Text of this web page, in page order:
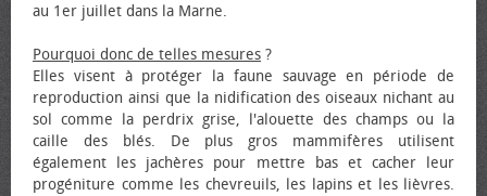
au 1er juillet dans la Marne.
Pourquoi donc de telles mesures ?
Elles visent à protéger la faune sauvage en période de
reproduction ainsi que la nidification des oiseaux nichant au
sol comme la perdrix grise, l'alouette des champs ou la
caille des blés. De plus gros mammifères utilisent
également les jachères pour mettre bas et cacher leur
progéniture comme les chevreuils, les lapins et les lièvres.